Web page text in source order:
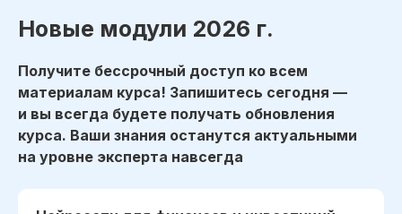
Новые модули 2026 г.
Получите бессрочный доступ ко всем
материалам курса! Запишитесь сегодня —
и вы всегда будете получать обновления
курса. Ваши знания останутся актуальными
на уровне эксперта навсегда